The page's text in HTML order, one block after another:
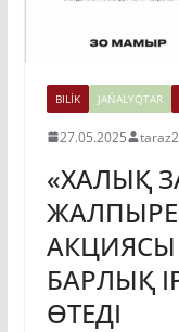
BILİK JAŃALYQTAR
27.05.2025
«ХАЛЫҚ
БАРЛЫҚ
ӨТЕДІ